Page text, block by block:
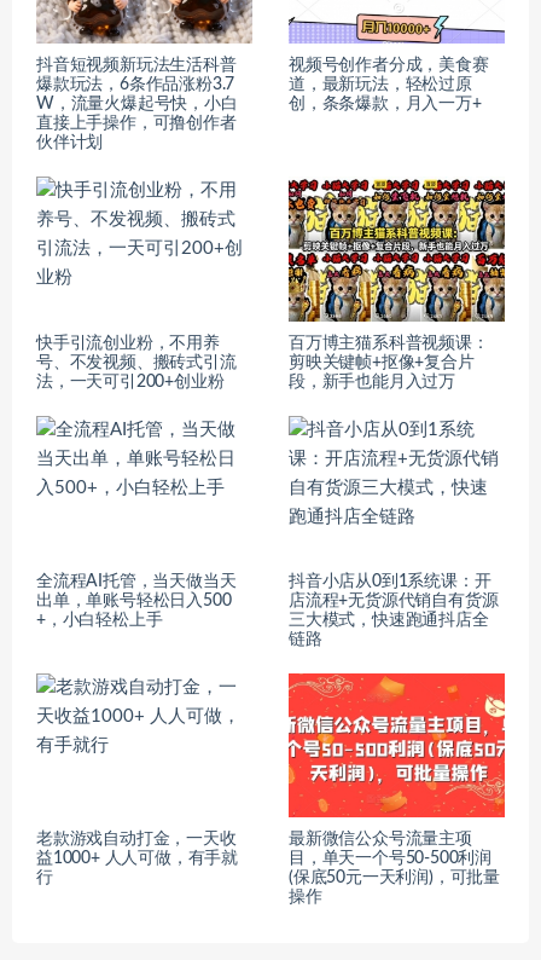
抖音短视频新玩法生活科普
爆款玩法，6条作品涨粉3.7
W，流量火爆起号快，小白
直接上手操作，可撸创作者
伙伴计划
视频号创作者分成，美食赛
道，最新玩法，轻松过原
创，条条爆款，月入一万+
快手引流创业粉，不用养
号、不发视频、搬砖式引流
法，一天可引200+创业粉
百万博主猫系科普视频课：
剪映关键帧+抠像+复合片
段，新手也能月入过万
全流程AI托管，当天做当天
出单，单账号轻松日入500
+，小白轻松上手
抖音小店从0到1系统课：开
店流程+无货源代销自有货源
三大模式，快速跑通抖店全
链路
老款游戏自动打金，一天收
益1000+ 人人可做，有手就
行
最新微信公众号流量主项
目，单天一个号50-500利润
(保底50元一天利润)，可批量
操作